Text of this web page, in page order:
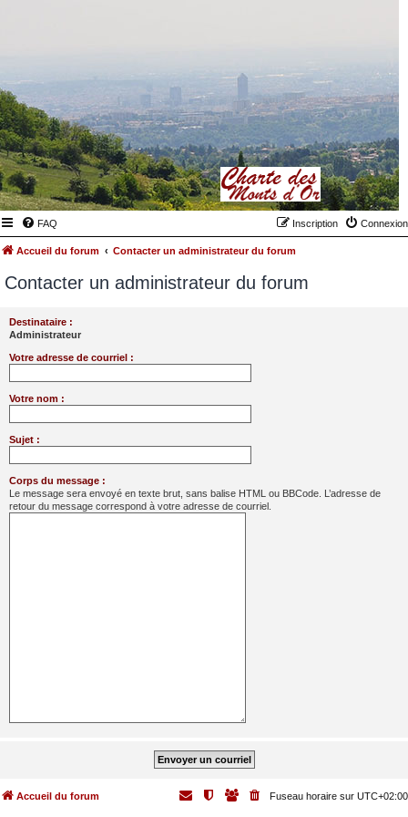
FAQ Connexion
Inscription
Accueil du forum Contacter un administrateur du forum
Contacter un administrateur du forum
Destinataire :
Administrateur
Votre adresse de courriel :
Votre nom :
Sujet :
Corps du message :
Le message sera envoyé en texte brut, sans balise HTML ou BBCode. L’adresse de
retour du message correspond à votre adresse de courriel.
Accueil du forum Fuseau horaire sur UTC+02:00